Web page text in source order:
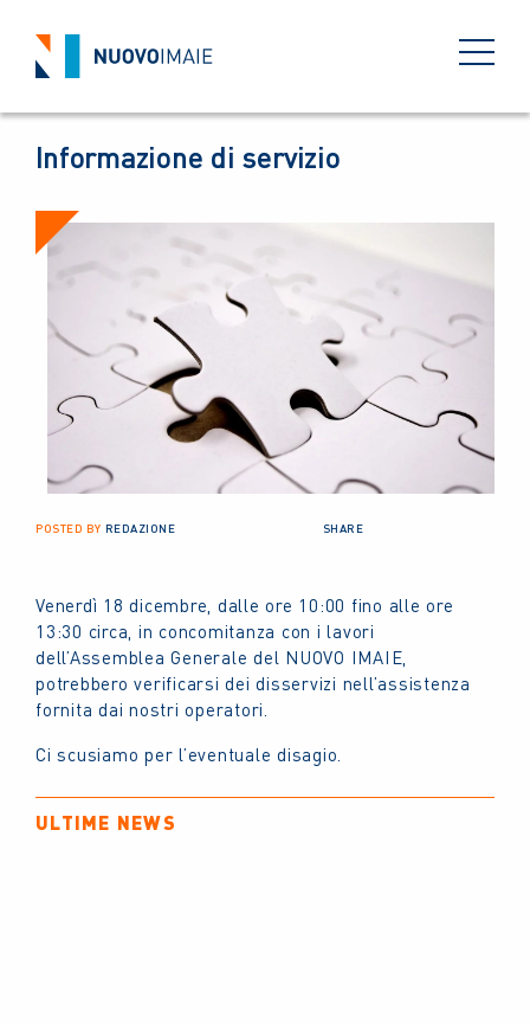
Informazione di servizio
POSTED BY REDAZIONE SHARE
Venerdì 18 dicembre, dalle ore 10:00 fino alle ore
13:30 circa, in concomitanza con i lavori
dell’Assemblea Generale del NUOVO IMAIE,
potrebbero verificarsi dei disservizi nell’assistenza
fornita dai nostri operatori.
Ci scusiamo per l’eventuale disagio.
ULTIME NEWS